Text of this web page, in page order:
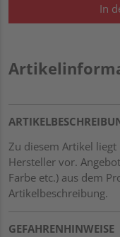
In
Zu diesem Artikel
Hersteller vor.
Farbe etc.) aus dem
Artikelbeschreibung.
GEFAHRENHINWEISE